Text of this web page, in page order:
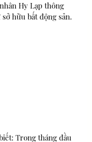
Hy Lạp thông
hữu bất động sản.
Trong tháng đầu